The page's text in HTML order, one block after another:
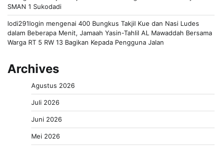
SMAN 1 Sukodadi
lodi291login mengenai 400 Bungkus Takjil Kue dan Nasi Ludes
dalam Beberapa Menit, Jamaah Yasin-Tahlil AL Mawaddah Bersama
Warga RT 5 RW 13 Bagikan Kepada Pengguna Jalan
Archives
Agustus 2026
Juli 2026
Juni 2026
Mei 2026